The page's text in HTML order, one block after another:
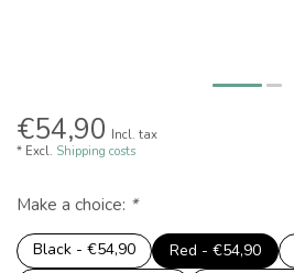
€54,90 Incl. tax
* Excl. Shipping costs
Make a choice: *
Black - €54,90 Red - €54,90